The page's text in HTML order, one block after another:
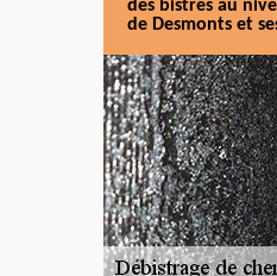
des bistres au
de Desmonts et